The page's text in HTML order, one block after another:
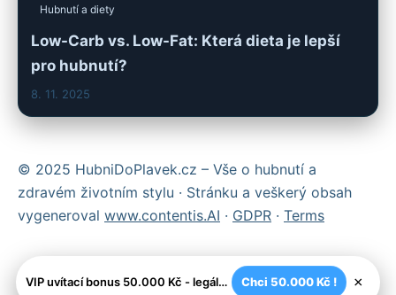
Hubnutí a diety
Low-Carb vs. Low-Fat: Která dieta je lepší
pro hubnutí?
8. 11. 2025
© 2025 HubniDoPlavek.cz – Vše o hubnutí a
zdravém životním stylu · Stránku a veškerý obsah
vygeneroval www.contentis.AI · GDPR · Terms
VIP uvítací bonus 50.000 Kč - legální české kasíno Chci 50.000 Kč ! ×